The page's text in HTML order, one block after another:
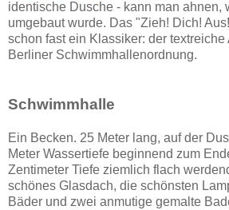
identische Dusche - kann man ahnen,
umgebaut wurde. Das "Zieh! Dich!
schon fast ein Klassiker: der
Berliner Schwimmhallenordnung.
Schwimmhalle
Ein Becken. 25 Meter lang, auf der
Meter Wassertiefe beginnend zum
Zentimeter Tiefe ziemlich flach
schönes Glasdach, die schönsten
Bäder und zwei anmutige gemalte